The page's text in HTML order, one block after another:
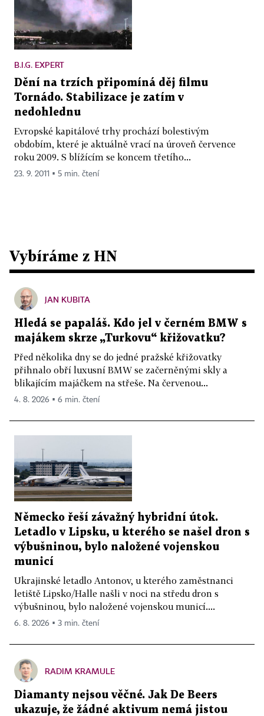
B.I.G. EXPERT
Dění na trzích připomíná děj filmu
Tornádo. Stabilizace je zatím v
nedohlednu
Evropské kapitálové trhy prochází bolestivým
obdobím, které je aktuálně vrací na úroveň července
roku 2009. S blížícím se koncem třetího...
23. 9. 2011 ▪ 5 min. čtení
Vybíráme z HN
JAN KUBITA
Hledá se papaláš. Kdo jel v černém BMW s
majákem skrze „Turkovu“ křižovatku?
Před několika dny se do jedné pražské křižovatky
přihnalo obří luxusní BMW se začerněnými skly a
blikajícím majáčkem na střeše. Na červenou...
4. 8. 2026 ▪ 6 min. čtení
Německo řeší závažný hybridní útok.
Letadlo v Lipsku, u kterého se našel dron s
výbušninou, bylo naložené vojenskou
municí
Ukrajinské letadlo Antonov, u kterého zaměstnanci
letiště Lipsko/Halle našli v noci na středu dron s
výbušninou, bylo naložené vojenskou municí....
6. 8. 2026 ▪ 3 min. čtení
RADIM KRAMULE
Diamanty nejsou věčné. Jak De Beers
ukazuje, že žádné aktivum nemá jistou